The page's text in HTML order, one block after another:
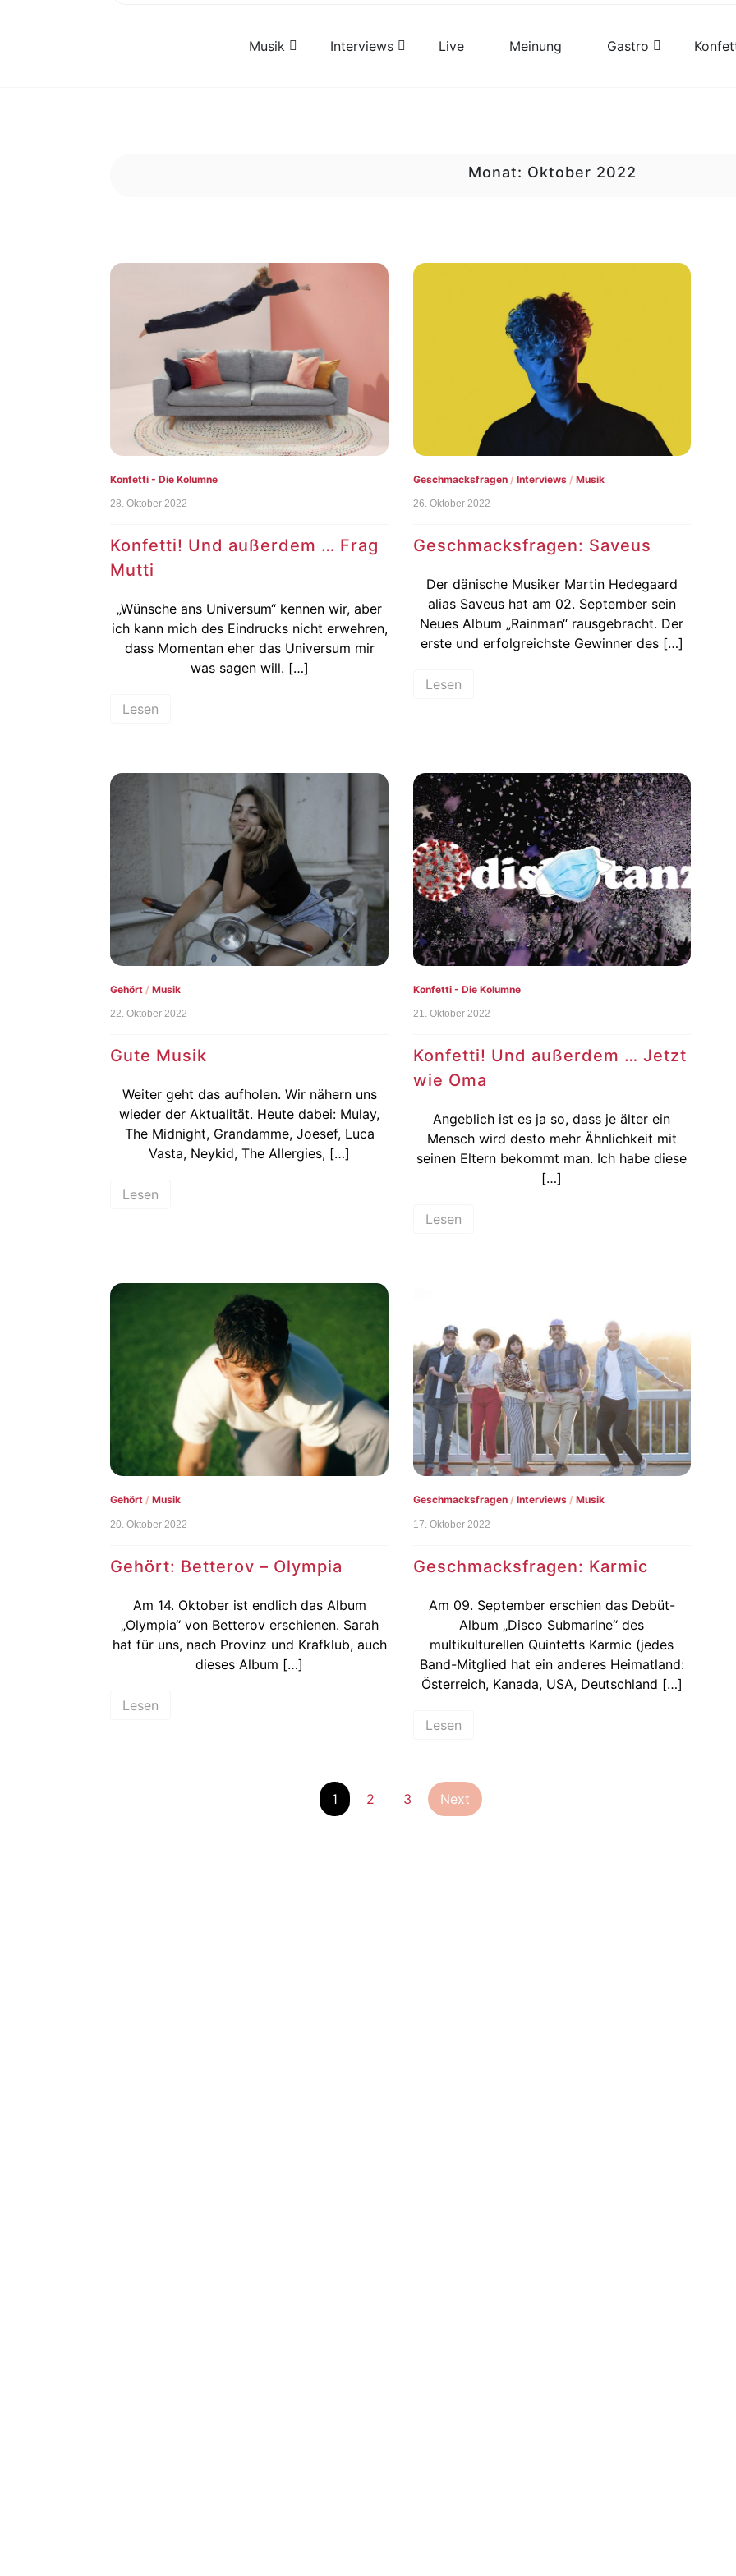
Musik Interviews Live Meinung Gastro
Monat: Oktober 2022
Konfetti - Die Kolumne
28. Oktober 2022
Konfetti! Und außerdem … Frag
Mutti
„Wünsche ans Universum“ kennen wir, aber
ich kann mich des Eindrucks nicht erwehren,
dass Momentan eher das Universum mir
was sagen will. […]
Lesen
Geschmacksfragen/ Interviews/ Musik
26. Oktober 2022
Geschmacksfragen: Saveus
Der dänische Musiker Martin Hedegaard
alias Saveus hat am 02. September sein
Neues Album „Rainman“ rausgebracht. Der
erste und erfolgreichste Gewinner des […]
Lesen
Gehört /Musik
22. Oktober 2022
Gute Musik
Weiter geht das aufholen. Wir nähern uns
wieder der Aktualität. Heute dabei: Mulay,
The Midnight, Grandamme, Joesef, Luca
Vasta, Neykid, The Allergies, […]
Lesen
Konfetti - Die Kolumne
21. Oktober 2022
Konfetti! Und außerdem … Jetzt
wie Oma
Angeblich ist es ja so, dass je älter ein
Mensch wird desto mehr Ähnlichkeit mit
seinen Eltern bekommt man. Ich habe diese
[…]
Lesen
Gehört /Musik
20. Oktober 2022
Gehört: Betterov – Olympia
Am 14. Oktober ist endlich das Album
„Olympia“ von Betterov erschienen. Sarah
hat für uns, nach Provinz und Krafklub, auch
dieses Album […]
Lesen
Geschmacksfragen/ Interviews/ Musik
17. Oktober 2022
Geschmacksfragen: Karmic
Am 09. September erschien das Debüt-
Album „Disco Submarine“ des
multikulturellen Quintetts Karmic (jedes
Band-Mitglied hat ein anderes Heimatland:
Österreich, Kanada, USA, Deutschland […]
Lesen
Seitennummerierung
1 2 3 Next